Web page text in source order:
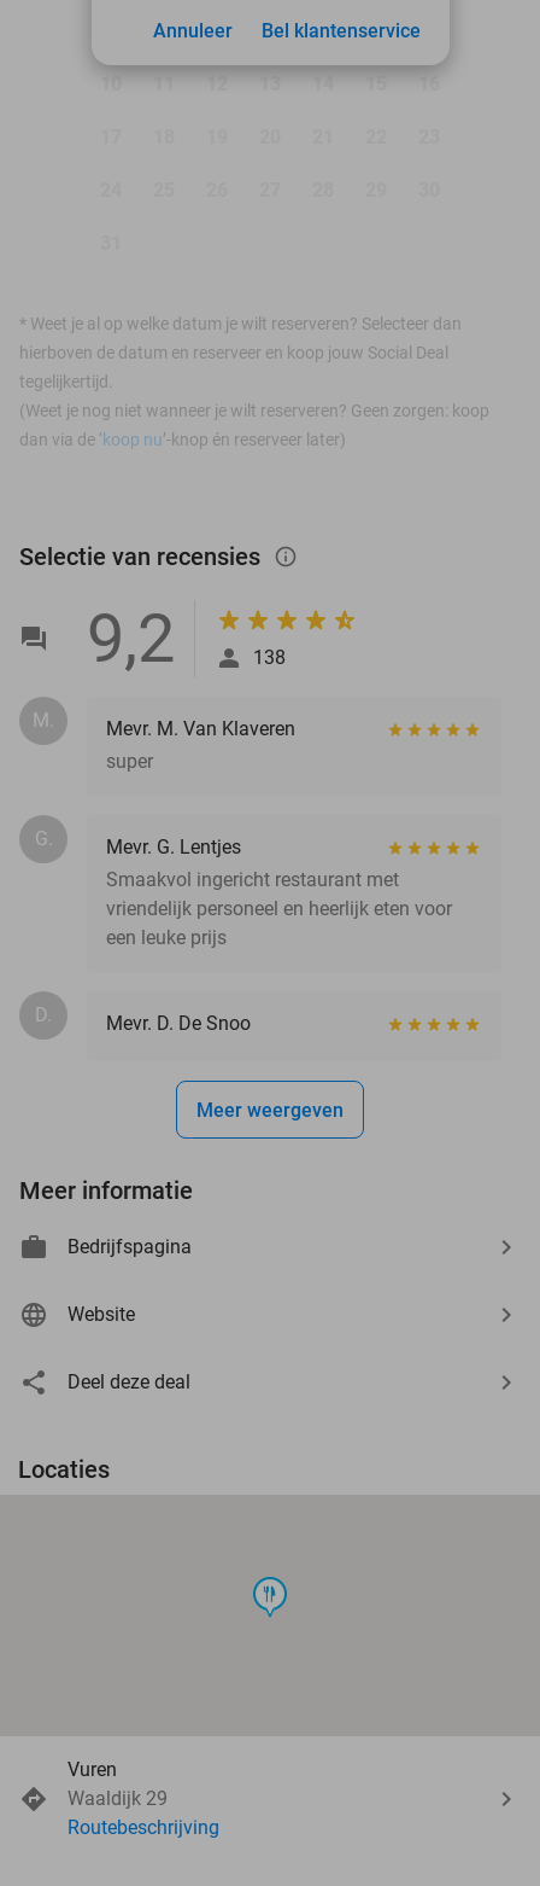
4 5 6 7 8
* Weet je al op welke datum je wilt reserveren? Selecteer dan
hierboven de datum en reserveer en koop jouw Social Deal
tegelijkertijd.
(Weet je nog niet wanneer je wilt reserveren? Geen zorgen: koop
dan via de ‘koop nu’-knop én reserveer later)
Bel klantenservice
Annuleer
Selectie van recensies info_outlined
9,2 138
M.
Mevr. M. Van Klaveren
super
G.
Mevr. G. Lentjes
Smaakvol ingericht restaurant met
vriendelijk personeel en heerlijk eten voor
een leuke prijs
D. Mevr. D. De Snoo
Meer weergeven
Meer informatie
Bedrijfspagina
Website
Deel deze deal
Locaties
food
Vuren
Waaldijk 29
Routebeschrijving